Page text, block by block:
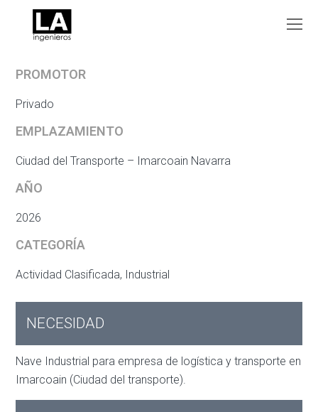
PROMOTOR
Privado
EMPLAZAMIENTO
Ciudad del Transporte – Imarcoain Navarra
AÑO
2026
CATEGORÍA
Actividad Clasificada, Industrial
NECESIDAD
Nave Industrial para empresa de logística y transporte en
Imarcoain (Ciudad del transporte).